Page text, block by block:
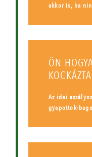
akkor is, ha
ÖN
Az idei
gyapottok-